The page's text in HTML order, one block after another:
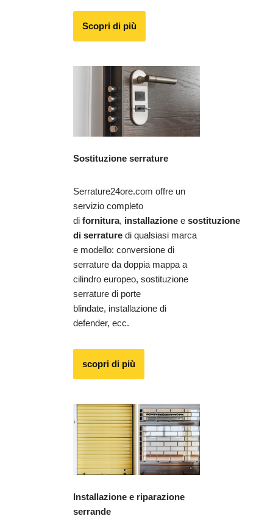
Scopri di più
Sostituzione serrature
Serrature24ore.com offre un
servizio completo
di fornitura, installazione e sostituzione
di serrature di qualsiasi marca
e modello: conversione di
serrature da doppia mappa a
cilindro europeo, sostituzione
serrature di porte
blindate, installazione di
defender, ecc.
scopri di più
Installazione e riparazione
serrande